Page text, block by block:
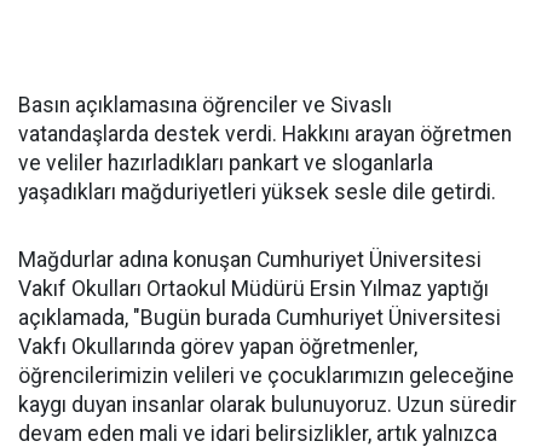
Basın açıklamasına öğrenciler ve Sivaslı
vatandaşlarda destek verdi. Hakkını arayan öğretmen
ve veliler hazırladıkları pankart ve sloganlarla
yaşadıkları mağduriyetleri yüksek sesle dile getirdi.
Mağdurlar adına konuşan Cumhuriyet Üniversitesi
Vakıf Okulları Ortaokul Müdürü Ersin Yılmaz yaptığı
açıklamada, "Bugün burada Cumhuriyet Üniversitesi
Vakfı Okullarında görev yapan öğretmenler,
öğrencilerimizin velileri ve çocuklarımızın geleceğine
kaygı duyan insanlar olarak bulunuyoruz. Uzun süredir
devam eden mali ve idari belirsizlikler, artık yalnızca